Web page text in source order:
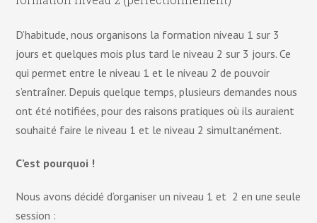
D’habitude, nous organisons la formation niveau 1 sur 3
jours et quelques mois plus tard le niveau 2 sur 3 jours. Ce
qui permet entre le niveau 1 et le niveau 2 de pouvoir
s’entraîner. Depuis quelque temps, plusieurs demandes nous
ont été notifiées, pour des raisons pratiques où ils auraient
souhaité faire le niveau 1 et le niveau 2 simultanément.
C’est pourquoi !
Nous avons décidé d’organiser un niveau 1 et 2 en une seule
session :